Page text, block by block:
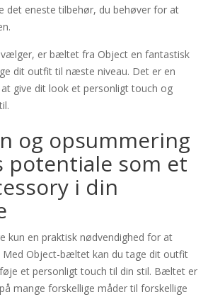
det eneste tilbehør, du behøver for at
vælger, er bæltet fra Object en fantastisk
dit outfit til næste niveau. Det er en
give dit look et personligt touch og
og opsummering
som et
i din
kun en praktisk nødvendighed for at
Med Object-bæltet kan du tage dit outfit
et personligt touch til din stil. Bæltet er
mange forskellige måder til forskellige